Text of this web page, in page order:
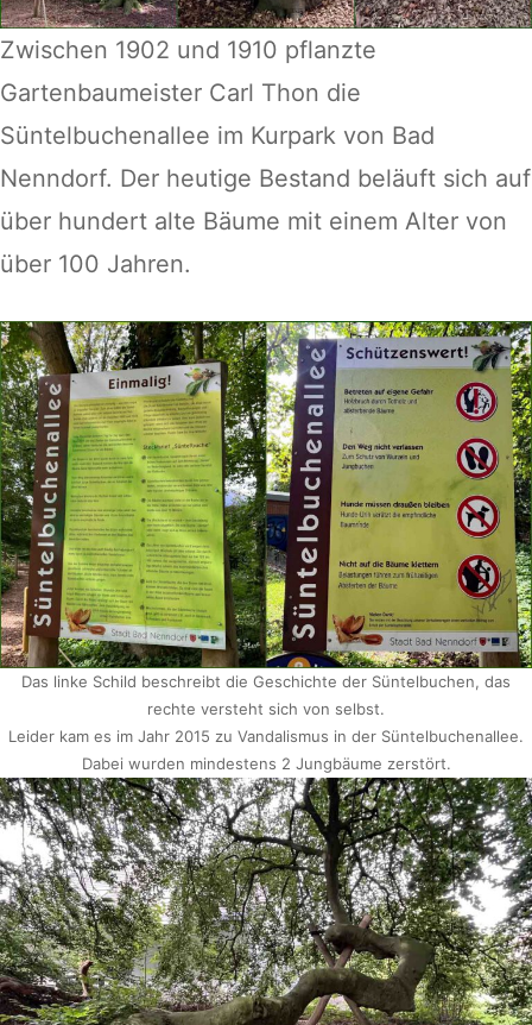
Zwischen 1902 und 1910 pflanzte
Gartenbaumeister Carl Thon die
Süntelbuchenallee im Kurpark von Bad
Nenndorf. Der heutige Bestand beläuft sich auf
über hundert alte Bäume mit einem Alter von
über 100 Jahren.
Das linke Schild beschreibt die Geschichte der Süntelbuchen, das
rechte versteht sich von selbst.
Leider kam es im Jahr 2015 zu Vandalismus in der Süntelbuchenallee.
Dabei wurden mindestens 2 Jungbäume zerstört.